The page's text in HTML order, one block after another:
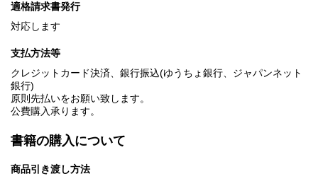
適格請求書発行
対応します
支払方法等
クレジットカード決済、銀行振込(ゆうちょ銀行、ジャパンネット
銀行)
原則先払いをお願い致します。
公費購入承ります。
書籍の購入について
商品引き渡し方法